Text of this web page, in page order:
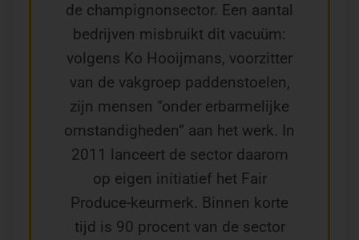
de champignonsector. Een aantal
bedrijven misbruikt dit vacuüm:
volgens Ko Hooijmans, voorzitter
van de vakgroep paddenstoelen,
zijn mensen “onder erbarmelijke
omstandigheden” aan het werk. In
2011 lanceert de sector daarom
op eigen initiatief het Fair
Produce-keurmerk. Binnen korte
tijd is 90 procent van de sector